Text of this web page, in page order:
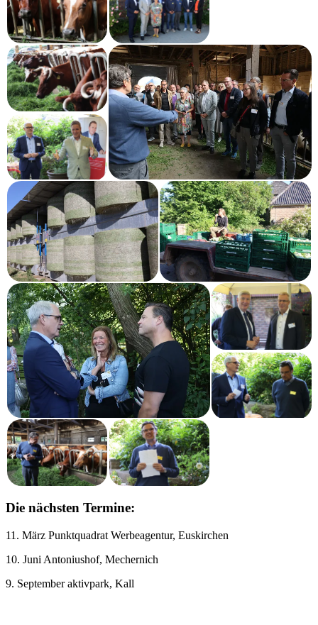
Die nächsten Termine:
11. März Punktquadrat Werbeagentur, Euskirchen
10. Juni Antoniushof, Mechernich
9. September aktivpark, Kall